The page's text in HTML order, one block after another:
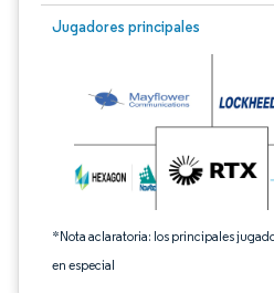
Jugadores principales
*Nota aclaratoria: los principales
en especial
Imagen © Mordor Intelligence. El uso